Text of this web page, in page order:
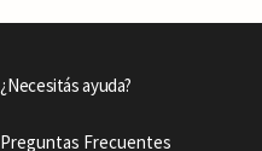
¿Necesitás ayuda?
Preguntas Frecuentes